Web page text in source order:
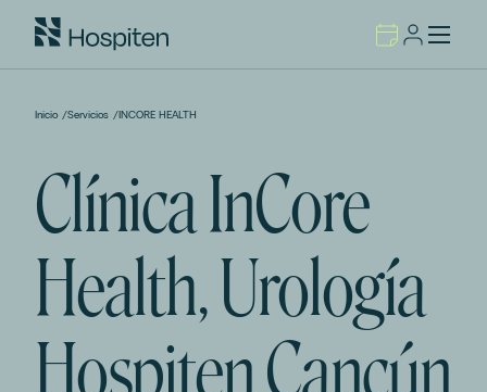
Inicio /Servicios /INCORE HEALTH
Clínica InCore
Health, Urología
Hospiten Cancún